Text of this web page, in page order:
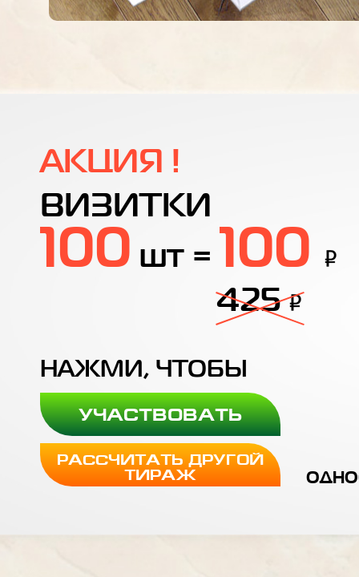
АКЦИЯ !
ВИЗИТКИ
100 шт = 100
425
НАЖМИ, ЧТОБЫ
УЧАСТВОВАТЬ
РАССЧИТАТЬ ДРУГОЙ
ТИРАЖ